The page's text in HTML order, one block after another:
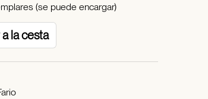
(se puede encargar)
la cesta